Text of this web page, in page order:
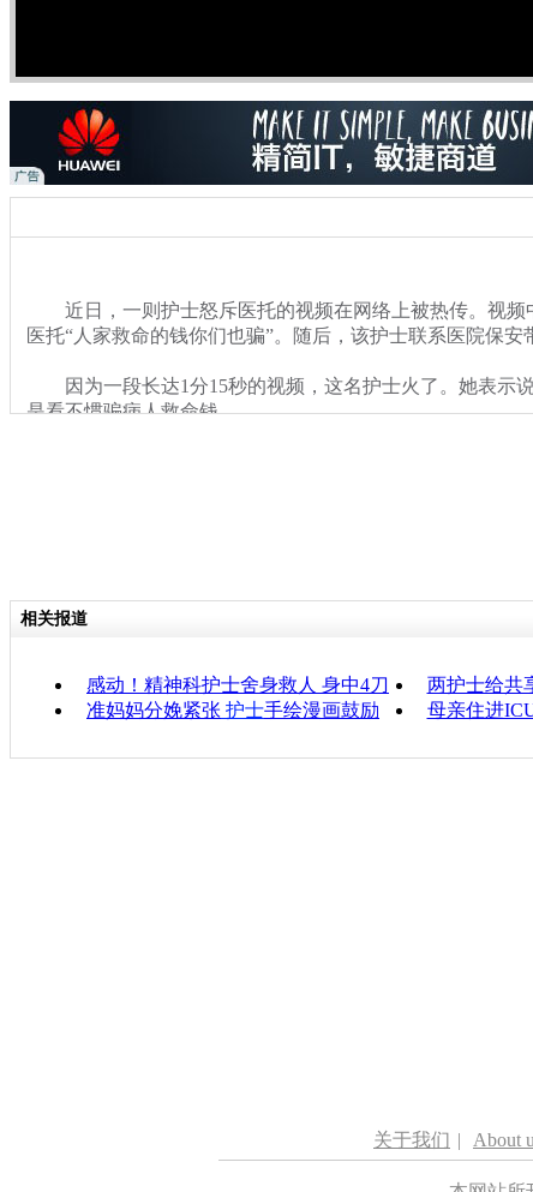
近日，一则护士怒斥医托的视频在网络上被热传。视频
医托“人家救命的钱你们也骗”。随后，该护士联系医院保安
因为一段长达1分15秒的视频，这名护士火了。她表示
是看不惯骗病人救命钱。
相关报道
感动！精神科护士舍身救人 身中4刀
两护士给共
准妈妈分娩紧张 护士手绘漫画鼓励 母亲住进
关于我们 | About